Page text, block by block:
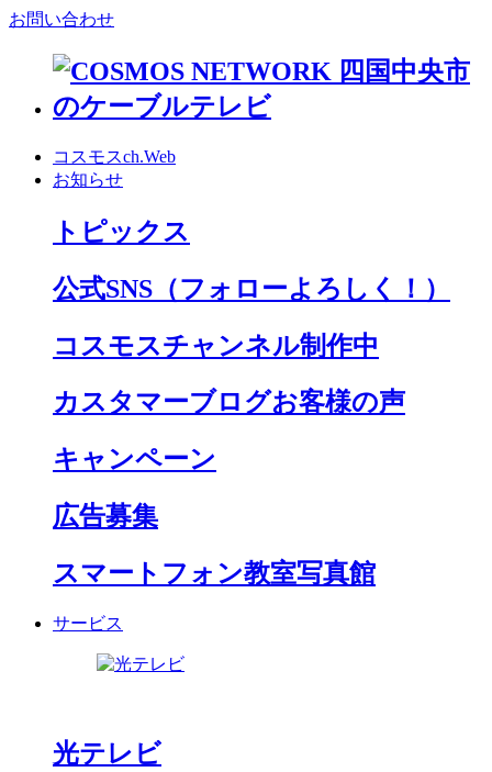
お問い合わせ
コスモスch.Web
お知らせ
トピックス
公式SNS （フォローよろしく！）
コスモスチャンネル制作中
カスタマーブログお客様の声
キャンペーン
広告募集
スマートフォン教室写真館
サービス
光テレビ